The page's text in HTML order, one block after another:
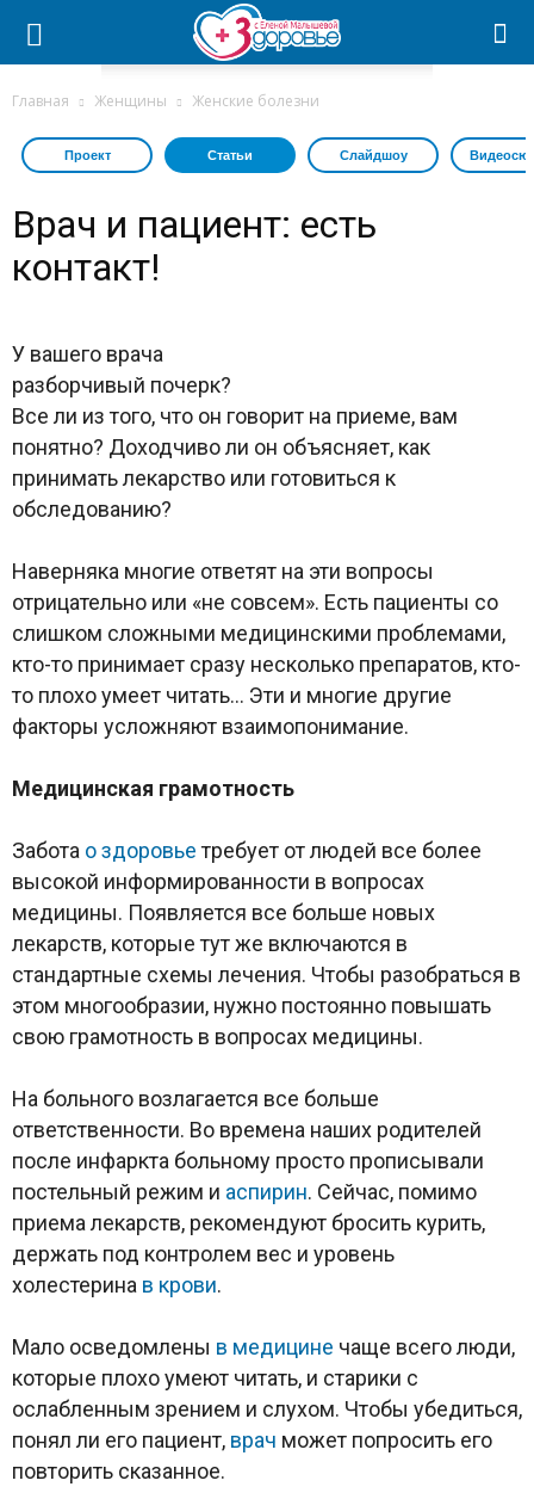
Главная Женщины Женские болезни
Проект Статьи Слайдшоу
Врач и пациент: есть
контакт!
У вашего врача
разборчивый почерк?
Все ли из того, что он говорит на приеме, вам
понятно? Доходчиво ли он объясняет, как
принимать лекарство или готовиться к
обследованию?
Наверняка многие ответят на эти вопросы
отрицательно или «не совсем». Есть пациенты со
слишком сложными медицинскими проблемами,
кто-то принимает сразу несколько препаратов, кто-
то плохо умеет читать… Эти и многие другие
факторы усложняют взаимопонимание.
Медицинская грамотность
Забота о здоровьетребует от людей все более
высокой информированности в вопросах
медицины. Появляется все больше новых
лекарств, которые тут же включаются в
стандартные схемы лечения. Чтобы разобраться в
этом многообразии, нужно постоянно повышать
свою грамотность в вопросах медицины.
На больного возлагается все больше
ответственности. Во времена наших родителей
после инфаркта больному просто прописывали
постельный режим и аспирин. Сейчас, помимо
приема лекарств, рекомендуют бросить курить,
держать под контролем вес и уровень
холестерина в крови.
Мало осведомлены в медицине чаще всего люди,
которые плохо умеют читать, и старики с
ослабленным зрением и слухом. Чтобы убедиться,
понял ли его пациент, врач может попросить его
повторить сказанное.